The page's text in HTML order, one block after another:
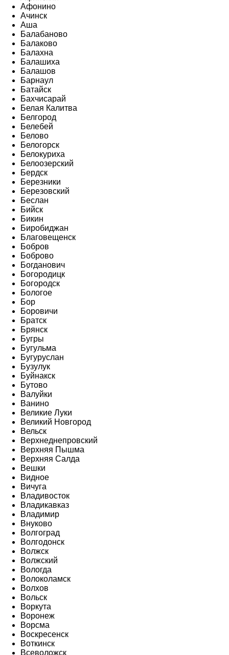
Афонино
Ачинск
Аша
Балабаново
Балаково
Балахна
Балашиха
Балашов
Барнаул
Батайск
Бахчисарай
Белая Калитва
Белгород
Белебей
Белово
Белогорск
Белокуриха
Белоозерский
Бердск
Березники
Березовский
Беслан
Бийск
Бикин
Биробиджан
Благовещенск
Бобров
Боброво
Богданович
Богородицк
Богородск
Бологое
Бор
Боровичи
Братск
Брянск
Бугры
Бугульма
Бугуруслан
Бузулук
Буйнакск
Бутово
Валуйки
Ванино
Великие Луки
Великий Новгород
Вельск
Верхнеднепровский
Верхняя Пышма
Верхняя Салда
Вешки
Видное
Вичуга
Владивосток
Владикавказ
Владимир
Внуково
Волгоград
Волгодонск
Волжск
Волжский
Вологда
Волоколамск
Волхов
Вольск
Воркута
Воронеж
Ворсма
Воскресенск
Воткинск
Всеволожск